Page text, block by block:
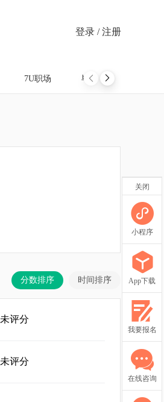
登录 / 注册
7U职场 毕设项目
分数排序 时间排序
未评分
未评分
关闭
小程序
App下载
我要报名
在线咨询